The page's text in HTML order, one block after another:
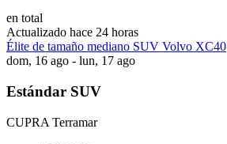
en total
Actualizado hace 24 horas
Élite de tamaño mediano SUV Volvo XC40
dom, 16 ago - lun, 17 ago
Estándar SUV
CUPRA Terramar